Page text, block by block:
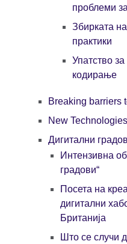
проблеми
Збирката
практики
Упатство
кодирање
Breaking barriers
New
Дигитални
Интензивна
градови“
Посета на
дигитални
Британија
Што се случи